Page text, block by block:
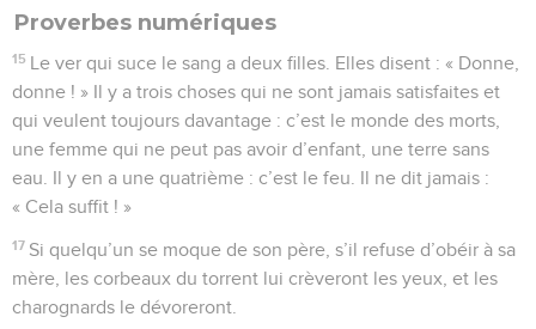
Proverbes numériques
15 Le ver qui suce le sang a deux filles. Elles disent : « Donne,
donne ! » Il y a trois choses qui ne sont jamais satisfaites et
qui veulent toujours davantage : c’est le monde des morts,
une femme qui ne peut pas avoir d’enfant, une terre sans
eau. Il y en a une quatrième : c’est le feu. Il ne dit jamais :
« Cela suffit ! »
17 Si quelqu’un se moque de son père, s’il refuse d’obéir à sa
mère, les corbeaux du torrent lui crèveront les yeux, et les
charognards le dévoreront.